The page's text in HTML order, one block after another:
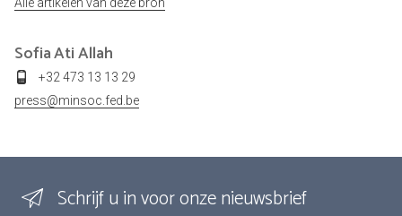
SofiaAti Allah
+32 473 13 13 29
press@minsoc.fed.be
Schrijf u in voor onze nieuwsbrief